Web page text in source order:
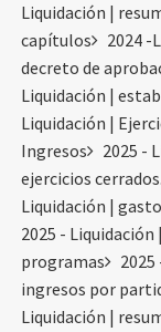
Liquidación |
capítulos
2024 -
decreto de
Liquidación |
Liquidación |
Ingresos
2025 -
ejercicios
Liquidación |
2025 -
programas
2025
ingresos por
Liquidación |